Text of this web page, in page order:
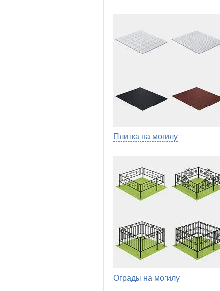
Плитка на могилу
Ограды на могилу